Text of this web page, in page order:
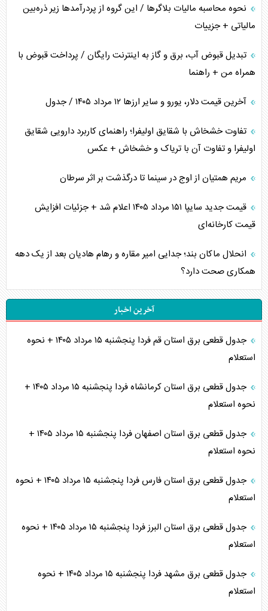
نحوه محاسبه مالیات بلاگر‌ها / این گروه از پردرآمد‌ها زیر ذره‌بین
مالیاتی + جزییات
تبدیل قبوض آب، برق و گاز به اینترنت رایگان / پرداخت قبوض با
همراه من + راهنما
آخرین قیمت دلار، یورو و سایر ارز‌ها ۱۲ مرداد ۱۴۰۵ / جدول
تفاوت خشخاش با شقایق اولیفرا؛ راهنمای کاربرد دارویی شقایق
اولیفرا و تفاوت آن با تریاک و خشخاش + عکس
مریم همتیان از اوج در سینما تا درگذشت بر اثر سرطان
قیمت جدید سایپا ۱۵۱ مرداد ۱۴۰۵ اعلام شد + جزئیات افزایش
قیمت کارخانه‌ای
انحلال ماکان بند؛ جدایی امیر مقاره و رهام هادیان بعد از یک دهه
همکاری صحت دارد؟
آخرین اخبار
جدول قطعی برق استان قم فردا پنجشنبه ۱۵ مرداد ۱۴۰۵ + نحوه
استعلام
جدول قطعی برق استان کرمانشاه فردا پنجشنبه ۱۵ مرداد ۱۴۰۵ +
نحوه استعلام
جدول قطعی برق استان اصفهان فردا پنجشنبه ۱۵ مرداد ۱۴۰۵ +
نحوه استعلام
جدول قطعی برق استان فارس فردا پنجشنبه ۱۵ مرداد ۱۴۰۵ + نحوه
استعلام
جدول قطعی برق استان البرز فردا پنجشنبه ۱۵ مرداد ۱۴۰۵ + نحوه
استعلام
جدول قطعی برق مشهد فردا پنجشنبه ۱۵ مرداد ۱۴۰۵ + نحوه
استعلام